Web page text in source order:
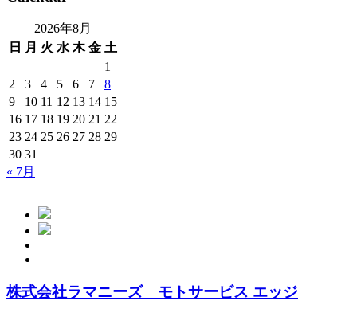
2026年8月
日
月 火 水 木 金 土
1
2
3 4 5 6 7
8
9
10 11 12 13 14 15
16 17 18 19 20 21 22
23 24 25 26 27 28 29
30 31
« 7月
株式会社ラマニーズ モトサービス エッジ